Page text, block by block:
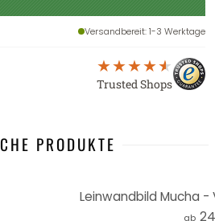
Versandbereit: 1-3 Werktage
Trusted Shops
PRODUKTE
Leinwandbild Mucha -
ab